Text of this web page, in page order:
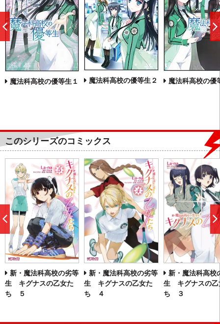
魔法科高校の優等生１ 魔法科高校の優等生２ 魔法科高校の優
前
へ
このシリーズのコミックス
新・魔法科高校の劣等
生 キグナスの乙女た
ち ５
新・魔法科高校の劣等
生 キグナスの乙女た
ち ４
新・魔法科高校
生 キグナスの乙
ち ３
前